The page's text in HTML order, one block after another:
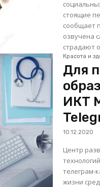
стоящие
сообщает
озвучена
страдают
Красота и
Для
ИКТ
10.12.2020
Центр
телеграм-
жизни